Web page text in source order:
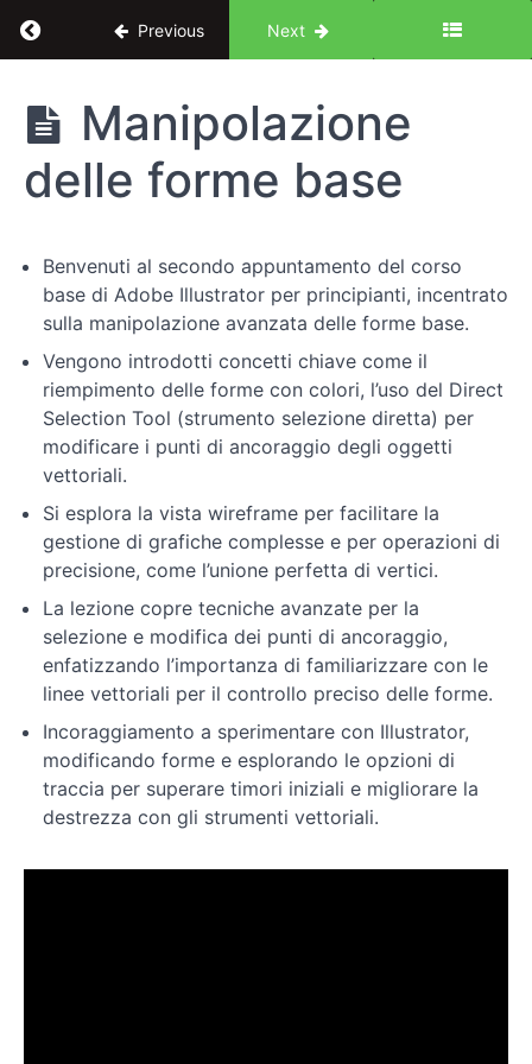
Return to course: Illustrator per UX Design: le
Previous Next
Illustrator
per UX
Design:
le basi
Introduzione
corso
Fondamenti
Illustrator
Pratiche
avanzate
con
Illustrator
Esercitazioni
pratiche
Tecniche
avanzate
Ulteriori
Manipolazione
delle forme base
Benvenuti al secondo appuntamento del corso
base di Adobe Illustrator per principianti, incentrato
sulla manipolazione avanzata delle forme base.
Vengono introdotti concetti chiave come il
riempimento delle forme con colori, l’uso del Direct
Selection Tool (strumento selezione diretta) per
modificare i punti di ancoraggio degli oggetti
vettoriali.
Si esplora la vista wireframe per facilitare la
gestione di grafiche complesse e per operazioni di
precisione, come l’unione perfetta di vertici.
La lezione copre tecniche avanzate per la
selezione e modifica dei punti di ancoraggio,
enfatizzando l’importanza di familiarizzare con le
linee vettoriali per il controllo preciso delle forme.
Incoraggiamento a sperimentare con Illustrator,
modificando forme e esplorando le opzioni di
traccia per superare timori iniziali e migliorare la
destrezza con gli strumenti vettoriali.